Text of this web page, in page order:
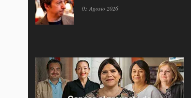
05 Agosto 2026